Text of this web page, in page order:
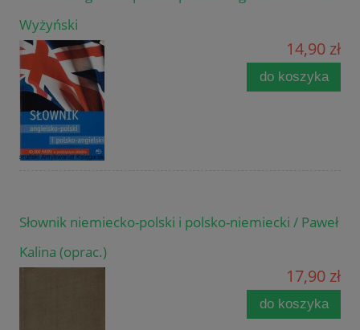
Wyżyński
14,90 zł
do koszyka
Słownik niemiecko-polski i polsko-niemiecki / Paweł
Kalina (oprac.)
17,90 zł
do koszyka